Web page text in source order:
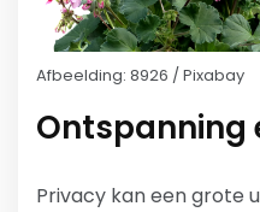
Afbeelding: 8926 / Pixabay
Ontspanning
Privacy kan een grote